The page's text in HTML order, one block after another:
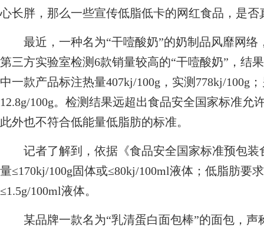
心长胖，那么一些宣传低脂低卡的网红食品，是否
最近，一种名为“干噎酸奶”的奶制品风靡网络
第三方实验室检测6款销量较高的“干噎酸奶”，结
中一款产品标注热量407kj/100g，实测778kj/100g
12.8g/100g。检测结果远超出食品安全国家标准允
此外也不符合低能量低脂肪的标准。
记者了解到，依据《食品安全国家标准预包装
量≤170kj/100g固体或≤80kj/100ml液体；低脂肪要
≤1.5g/100ml液体。
某品牌一款名为“乳清蛋白面包棒”的面包，声